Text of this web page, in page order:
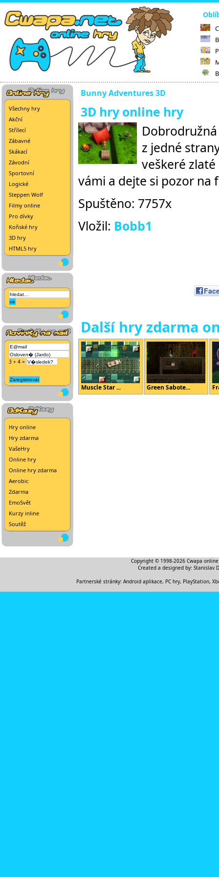
Všechny hry
Akční
Střílecí
Zábavné
Skákací
Závodní
Sportovní
Logické
Steppen Wolf
Filmy online
Pro dívky
Koňské hry
3D hry
HTML5 hry
3 + 4 =
Hry online
Hry zdarma
VašeHry
Online hry
Online hry zdarma
Aerobic
Zdarma
EmoSvět
Kurzy inline
Soutěž
Bunny Adventures 3D
3D hry online hry
z jedné
veškeré
vámi a dejte si pozor na
Spuštěno: 7757x
Vložil: Bobb1
Další hry zdarma
Muscle Star ... Green Sabote...
Copyright © 1998-2026 Cwapa
Created a designed by: Stanislav
Partnerské stránky: Android aplikace, PC hry, PlayStation,